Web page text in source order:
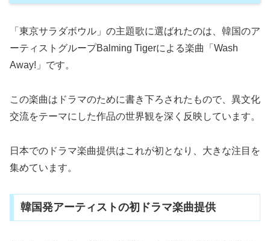
「東京サラダボウル」の主題歌に選ばれたのは、韓国のア
ーティストグループBalming Tigerによる楽曲「Wash
Away!」です。
この楽曲はドラマのために書き下ろされたもので、異文化
交流をテーマにした作品の世界観を深く反映しています。
日本でのドラマ楽曲提供はこれが初となり、大きな注目を
集めています。
韓国発アーティストの初ドラマ楽曲提供